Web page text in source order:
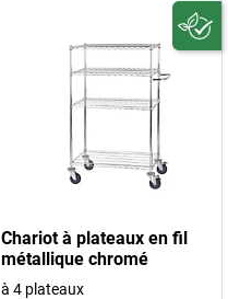
Chariot à plateaux en fil
métallique chromé
à 4 plateaux